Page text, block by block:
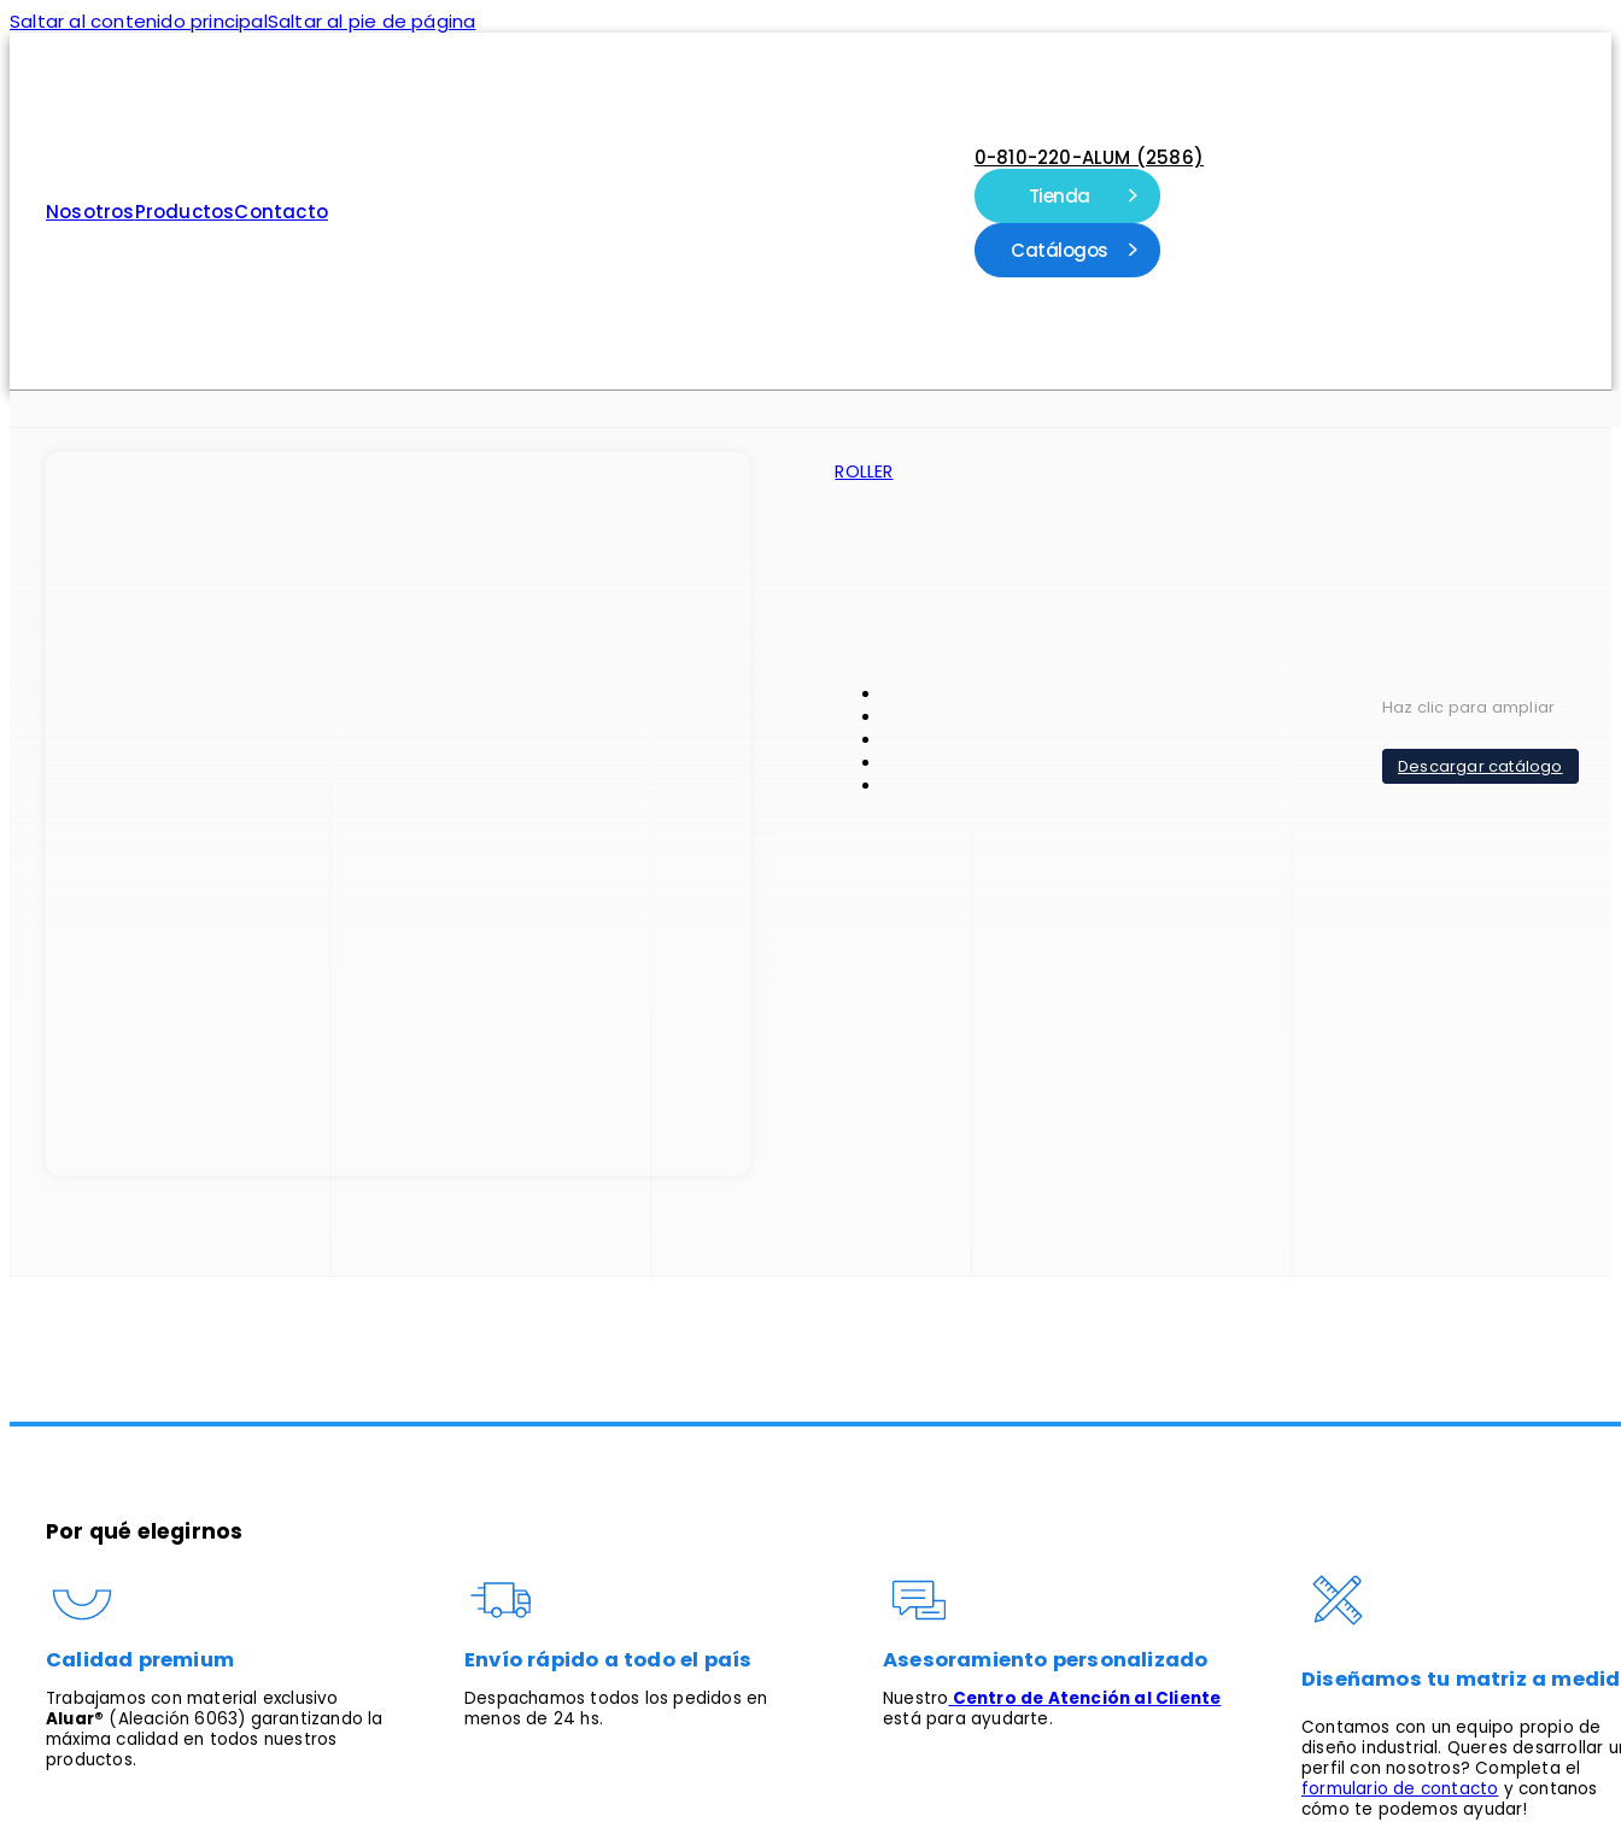
Saltar al contenido principalSaltar al pie de página
NosotrosProductosContacto
0-810-220-ALUM (2586)
Tienda
Catálogos
ROLLER
Haz clic para ampliar
Descargar catálogo
Por qué elegirnos
Calidad premium
Trabajamos con material exclusivo
Aluar® (Aleación 6063) garantizando la
máxima calidad en todos nuestros
productos.
Envío rápido a todo el país
Despachamos todos los pedidos en
menos de 24 hs.
Asesoramiento personalizado
Nuestro Centro de Atención al Cliente
está para ayudarte.
Diseñamos tu matriz a
Contamos con un equipo propio de
diseño industrial. Queres desarrollar
perfil con nosotros? Completa el
formulario de contacto y contanos
cómo te podemos ayudar!